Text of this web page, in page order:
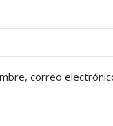
correo